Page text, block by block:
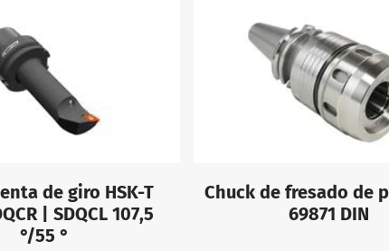
de giro HSK-T
| SDQCL 107,5
°/55 °
Chuck de fresado de
69871 DIN